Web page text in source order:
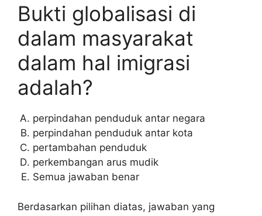
Bukti globalisasi di
dalam masyarakat
dalam hal imigrasi
adalah?
perpindahan penduduk antar negara
perpindahan penduduk antar kota
pertambahan penduduk
perkembangan arus mudik
Semua jawaban benar
Berdasarkan pilihan diatas, jawaban yang